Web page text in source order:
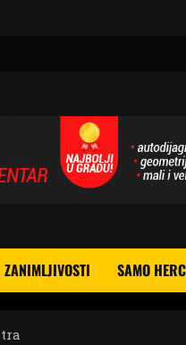
ZANIMLJIVOSTI SAMO